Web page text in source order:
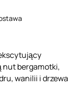
nut bergamotki,
wanilii i drzewa